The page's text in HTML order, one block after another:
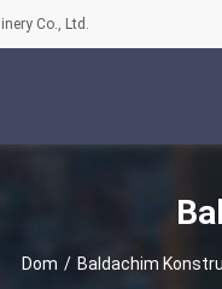
Co., Ltd.
Dom / Baldachim